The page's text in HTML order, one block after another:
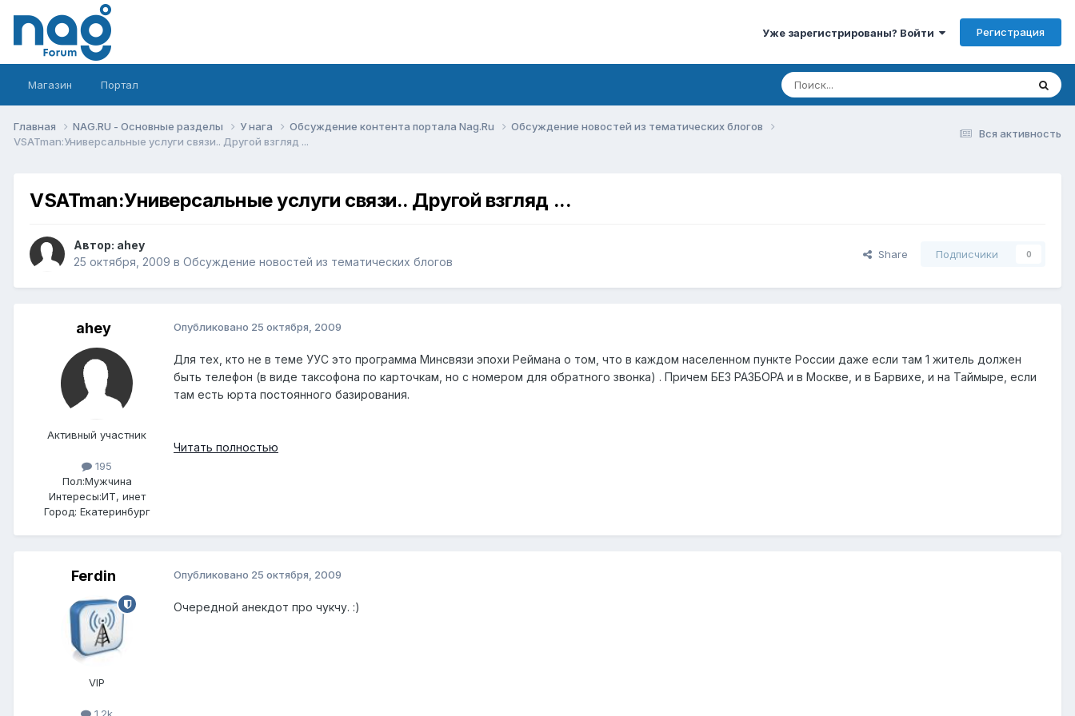
Уже зарегистрированы? Войти Регистрация
Магазин Портал
Вся активность
Главная NAG.RU - Основные разделы У нага Обсуждение контента портала Nag.Ru
Обсуждение новостей из тематических блогов
VSATman:Универсальные услуги связи.. Другой взгляд ...
VSATman:Универсальные услуги связи.. Другой взгляд ...
Автор: ahey
25 октября, 2009 в Обсуждение новостей из тематических блогов
Share Подписчики 0
ahey
Активный участник
195
Пол:Мужчина
Интересы:ИТ, инет
Город: Екатеринбург
Опубликовано 25 октября, 2009
Для тех, кто не в теме УУС это программа Минсвязи эпохи Реймана о том, что в каждом населенном пункте России даже если там 1 житель должен
быть телефон (в виде таксофона по карточкам, но с номером для обратного звонка) . Причем БЕЗ РАЗБОРА и в Москве, и в Барвихе, и на Таймыре, если
там есть юрта постоянного базирования.
Читать полностью
Ferdin
VIP
Опубликовано 25 октября, 2009
Очередной анекдот про чукчу. :)